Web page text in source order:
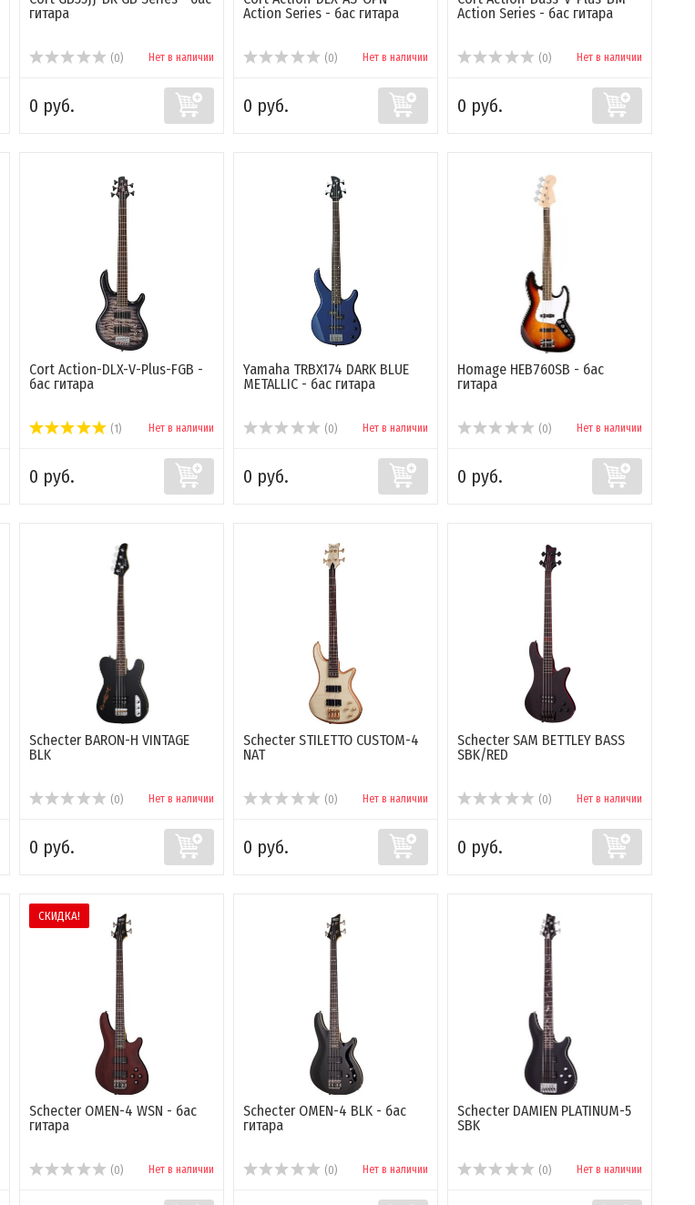
гитара
(0) Нет в наличии
0 руб.
Action Series - бас гитара
(0) Нет в наличии
0 руб.
Action Series - бас гитара
(0) Нет в наличии
0 руб.
Cort Action-DLX-V-Plus-FGB -
бас гитара
(1) Нет в наличии
0 руб.
Yamaha TRBX174 DARK BLUE
METALLIC - бас гитара
(0) Нет в наличии
0 руб.
Homage HEB760SB - бас
гитара
(0) Нет в наличии
0 руб.
Schecter BARON-H VINTAGE
BLK
(0) Нет в наличии
0 руб.
Schecter STILETTO CUSTOM-4
NAT
(0) Нет в наличии
0 руб.
Schecter SAM BETTLEY BASS
SBK/RED
(0) Нет в наличии
0 руб.
СКИДКА!
Schecter OMEN-4 WSN - бас
гитара
(0) Нет в наличии
Schecter OMEN-4 BLK - бас
гитара
(0) Нет в наличии
Schecter DAMIEN PLATINUM-5
SBK
(0) Нет в наличии